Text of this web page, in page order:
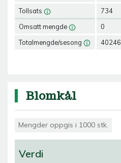
Tollsats
Omsatt mengde
Totalmengde/sesong
734
0
40246
Blomkål
Mengder oppgis i 1000 stk.
Verdi